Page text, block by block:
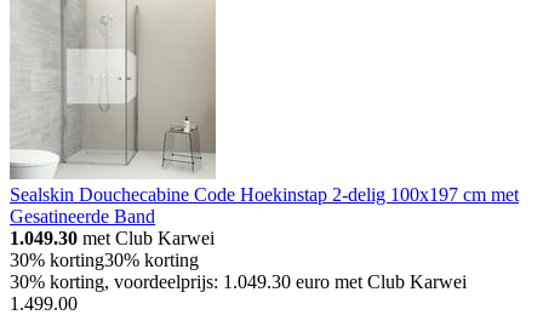
Sealskin Douchecabine Code Hoekinstap 2-delig 100x197 cm met
Gesatineerde Band
1.049.30 met Club Karwei
30% korting30% korting
30% korting, voordeelprijs: 1.049.30 euro met Club Karwei
1 .499.00